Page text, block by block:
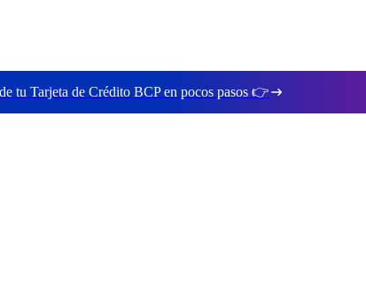
tu Tarjeta de Crédito BCP en pocos pasos 👉